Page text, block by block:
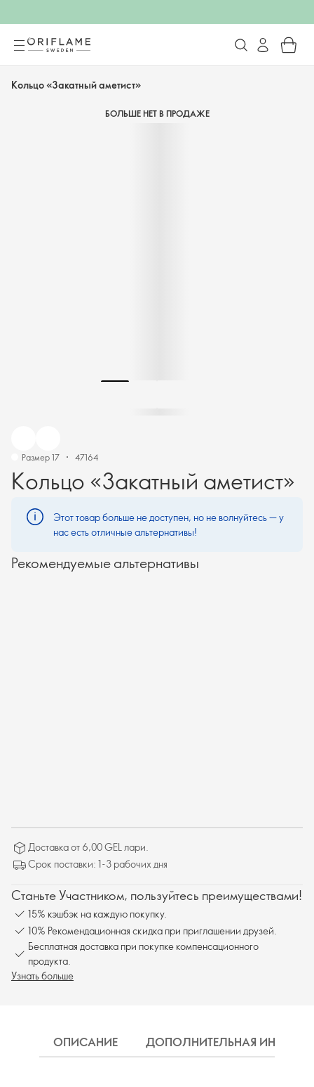
Кольцо «Закатный аметист»
БОЛЬШЕ НЕТ В ПРОДАЖЕ
Кольцо «Закатный аметист»
Размер 17 47164
Этот товар больше не доступен, но не волнуйтесь — у
нас есть отличные альтернативы!
Рекомендуемые альтернативы
Доставка от 6,00 GEL лари.
Срок поставки: 1-3 рабочих дня
Станьте Участником, пользуйтесь преимуществами!
15% кэшбэк на каждую покупку.
10% Рекомендационная скидка при приглашении друзей.
Бесплатная доставка при покупке компенсационного
продукта.
Узнать больше
ОПИСАНИЕ ДОПОЛНИТЕЛЬНАЯ